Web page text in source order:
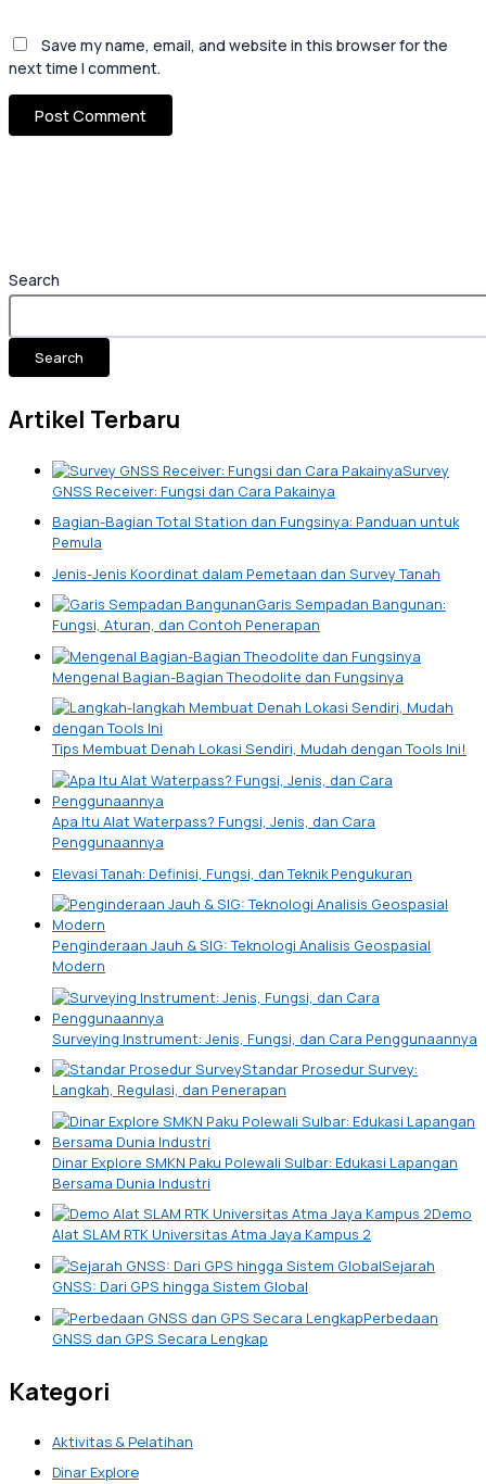
Search
Search
Artikel Terbaru
Survey
GNSS Receiver: Fungsi dan Cara Pakainya
Bagian-Bagian Total Station dan Fungsinya: Panduan untuk
Pemula
Jenis-Jenis Koordinat dalam Pemetaan dan Survey Tanah
Garis Sempadan Bangunan:
Fungsi, Aturan, dan Contoh Penerapan
Mengenal Bagian-Bagian Theodolite dan Fungsinya
Tips Membuat Denah Lokasi Sendiri, Mudah dengan Tools Ini!
Apa Itu Alat Waterpass? Fungsi, Jenis, dan Cara
Penggunaannya
Elevasi Tanah: Definisi, Fungsi, dan Teknik Pengukuran
Penginderaan Jauh & SIG: Teknologi Analisis Geospasial
Modern
Surveying Instrument: Jenis, Fungsi, dan Cara Penggunaannya
Standar Prosedur Survey:
Langkah, Regulasi, dan Penerapan
Dinar Explore SMKN Paku Polewali Sulbar: Edukasi Lapangan
Bersama Dunia Industri
Demo
Alat SLAM RTK Universitas Atma Jaya Kampus 2
Sejarah
GNSS: Dari GPS hingga Sistem Global
Perbedaan
GNSS dan GPS Secara Lengkap
Kategori
Aktivitas & Pelatihan
Dinar Explore
Save my name, email, and website in this browser for the
next time I comment.